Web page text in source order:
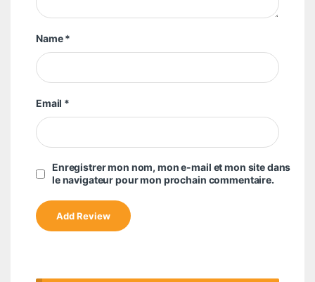
Name*
Email *
Enregistrer mon nom, mon e-mail et mon site dans
le navigateur pour mon prochain commentaire.